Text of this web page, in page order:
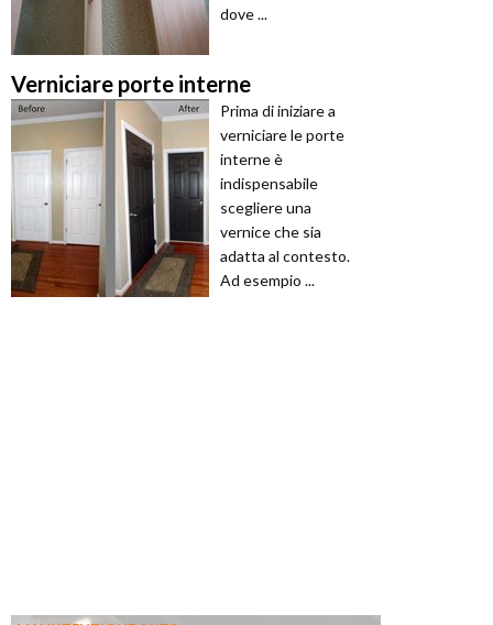
dove ...
Verniciare porte interne
Prima di iniziare a
verniciare le porte
interne è
indispensabile
scegliere una
vernice che sia
adatta al contesto.
Ad esempio ...